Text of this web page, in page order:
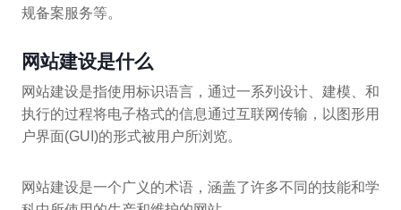
规备案服务等。
网站建设是什么
网站建设是指使用标识语言，通过一系列设计、建模、和
执行的过程将电子格式的信息通过互联网传输，以图形用
户界面(GUI)的形式被用户所浏览。
网站建设是一个广义的术语，涵盖了许多不同的技能和学